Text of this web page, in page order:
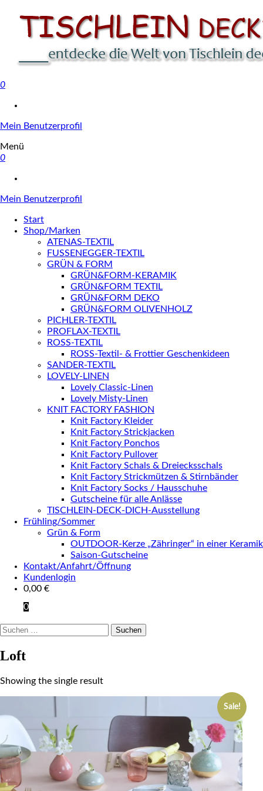
0
Mein Benutzerprofil
Menü
0
Mein Benutzerprofil
Start
Shop/Marken
ATENAS-TEXTIL
FUSSENEGGER-TEXTIL
GRÜN & FORM
GRÜN&FORM-KERAMIK
GRÜN&FORM TEXTIL
GRÜN&FORM DEKO
GRÜN&FORM OLIVENHOLZ
PICHLER-TEXTIL
PROFLAX-TEXTIL
ROSS-TEXTIL
ROSS-Textil- & Frottier Geschenkideen
SANDER-TEXTIL
LOVELY-LINEN
Lovely Classic-Linen
Lovely Misty-Linen
KNIT FACTORY FASHION
Knit Factory Kleider
Knit Factory Strickjacken
Knit Factory Ponchos
Knit Factory Pullover
Knit Factory Schals & Dreiecksschals
Knit Factory Strickmützen & Stirnbänder
Knit Factory Socks / Hausschuhe
Gutscheine für alle Anlässe
TISCHLEIN-DECK-DICH-Ausstellung
Frühling/Sommer
Grün & Form
OUTDOOR-Kerze „Zähringer“ in einer
Saison-Gutscheine
Kontakt/Anfahrt/Öffnung
Kundenlogin
0,00 €
0
Suchen
Loft
Showing the single result
Sale!